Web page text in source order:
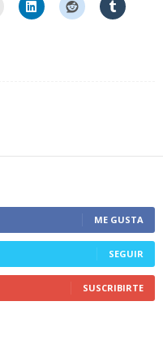
ME GUSTA
SEGUIR
SUSCRIBIRTE